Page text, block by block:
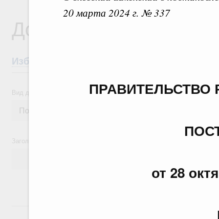
20 марта 2024 г. № 337
от 28
Документы
Избранные документы со справками к
Вид документа
Заголовок или текст документа